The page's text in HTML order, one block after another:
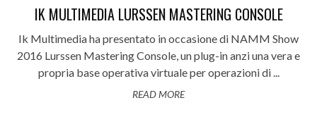
IK MULTIMEDIA LURSSEN MASTERING CONSOLE
Ik Multimedia ha presentato in occasione di NAMM Show
2016 Lurssen Mastering Console, un plug-in anzi una vera e
propria base operativa virtuale per operazioni di ...
READ MORE